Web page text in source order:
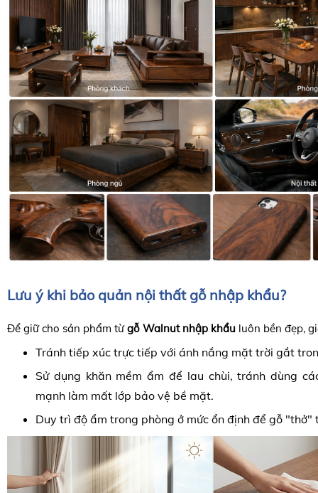
Lưu ý khi bảo quản nội thất gỗ nhập khẩu?
Để giữ cho sản phẩm từgỗ Walnut nhập khẩu luôn bền đẹp,
Tránh tiếp xúc trực tiếp với ánh nắng mặt trời gắt
Sử dụng khăn mềm ẩm để lau chùi, tránh dùng
mạnh làm mất lớp bảo vệ bề mặt.
Duy trì độ ẩm trong phòng ở mức ổn định để gỗ "thở"